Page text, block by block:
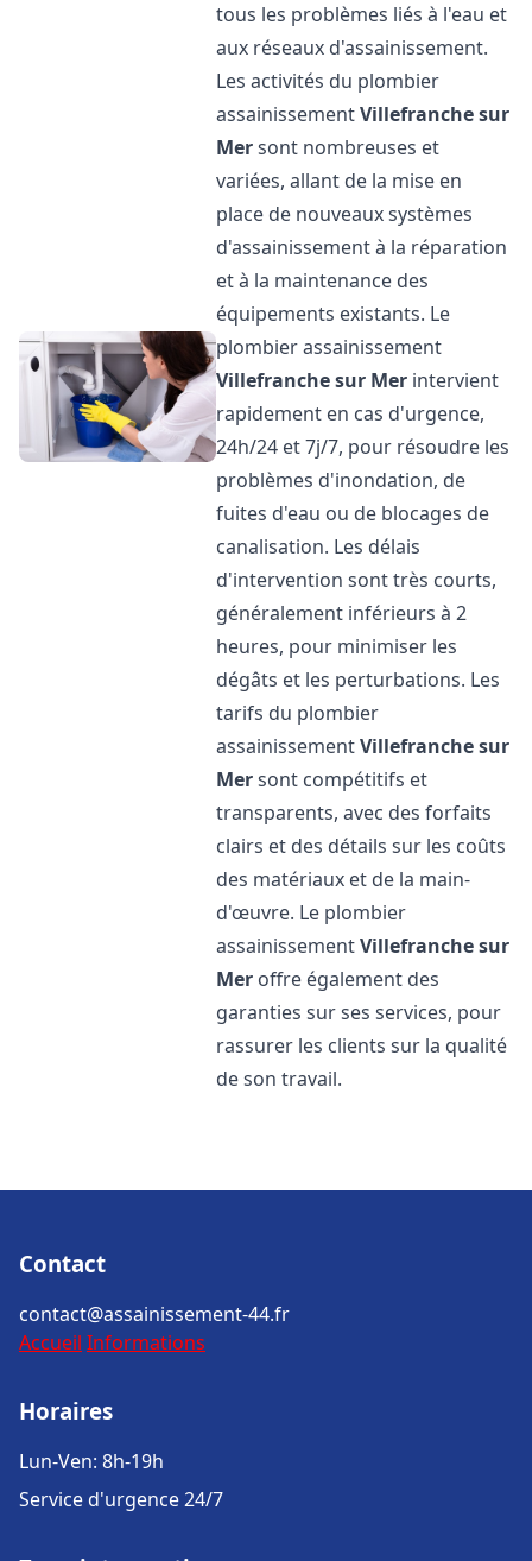
tous les problèmes liés à l'eau et
aux réseaux d'assainissement.
Les activités du plombier
assainissementVillefranche sur
Mersont nombreuses et
variées, allant de la mise en
place de nouveaux systèmes
d'assainissement à la réparation
et à la maintenance des
équipements existants. Le
plombier assainissement
Villefranche sur Mer intervient
rapidement en cas d'urgence,
24h/24 et 7j/7, pour résoudre les
problèmes d'inondation, de
fuites d'eau ou de blocages de
canalisation. Les délais
d'intervention sont très courts,
généralement inférieurs à 2
heures, pour minimiser les
dégâts et les perturbations. Les
tarifs du plombier
assainissementVillefranche sur
Mersont compétitifs et
transparents, avec des forfaits
clairs et des détails sur les coûts
des matériaux et de la main-
d'œuvre. Le plombier
assainissementVillefranche sur
Mer offre également des
garanties sur ses services, pour
rassurer les clients sur la qualité
de son travail.
Contact
contact@assainissement-44.fr
Accueil Informations
Horaires
Lun-Ven: 8h-19h
Service d'urgence 24/7